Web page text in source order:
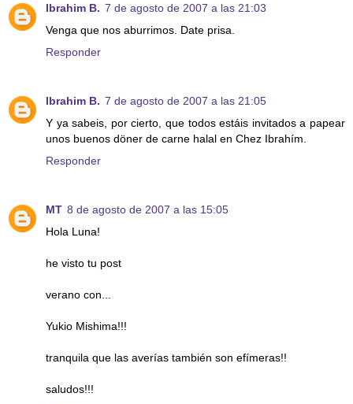
Ibrahim B. 7 de agosto de 2007 a las 21:03
Venga que nos aburrimos. Date prisa.
Responder
Ibrahim B. 7 de agosto de 2007 a las 21:05
Y ya sabeis, por cierto, que todos estáis invitados a papear
unos buenos döner de carne halal en Chez Ibrahím.
Responder
MT 8 de agosto de 2007 a las 15:05
Hola Luna!
he visto tu post
verano con...
Yukio Mishima!!!
tranquila que las averías también son efímeras!!
saludos!!!